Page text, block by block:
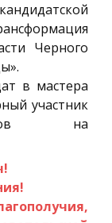
Черного
в мастера
участник
на